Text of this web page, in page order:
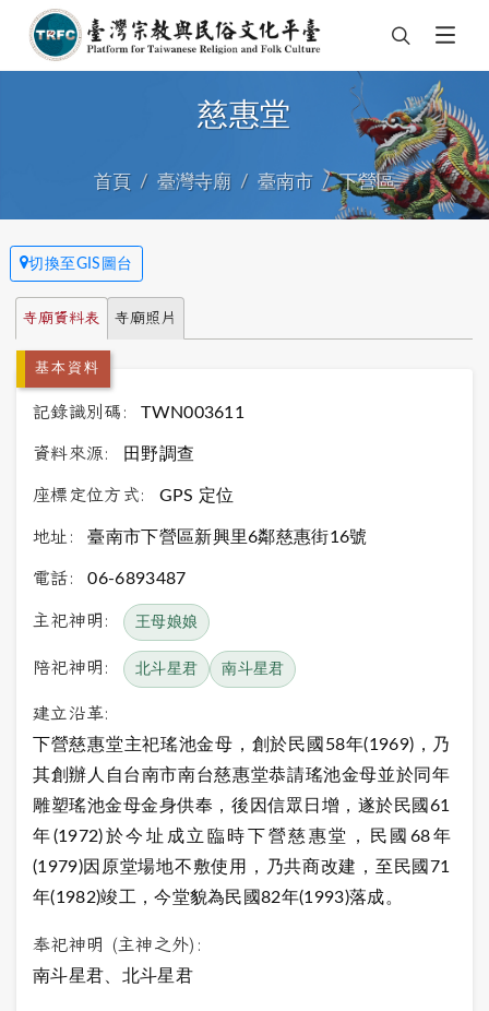
慈惠堂
首頁 臺灣寺廟 臺南市 下營區
切換至GIS圖台
寺廟資料表 寺廟照片
基本資料
記錄識別碼: TWN003611
資料來源: 田野調查
座標定位方式: GPS 定位
地址: 臺南市下營區新興里6鄰慈惠街16號
電話: 06-6893487
主祀神明: 王母娘娘
陪祀神明: 北斗星君 南斗星君
建立沿革:
下營慈惠堂主祀瑤池金母，創於民國58年(1969)，乃
其創辦人自台南市南台慈惠堂恭請瑤池金母並於同年
雕塑瑤池金母金身供奉，後因信眾日增，遂於民國61
年(1972)於今址成立臨時下營慈惠堂，民國68年
(1979)因原堂場地不敷使用，乃共商改建，至民國71
年(1982)竣工，今堂貌為民國82年(1993)落成。
奉祀神明 (主神之外):
南斗星君、北斗星君